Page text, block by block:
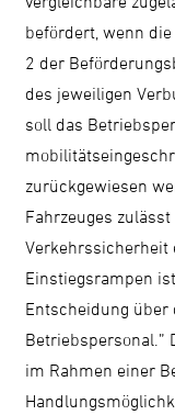
befördert, wenn
2 der
des jeweiligen
soll das
zurückgewiesen
Fahrzeuges
Verkehrssicherheit
Einstiegsrampen
Entscheidung über
Betriebspersonal.”
im Rahmen einer